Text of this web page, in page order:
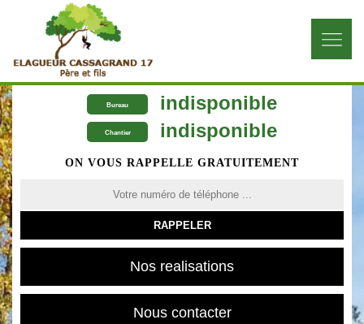
Bureau indisponible
Chantier indisponible
ON VOUS RAPPELLE GRATUITEMENT
Nos realisations
Nous contacter